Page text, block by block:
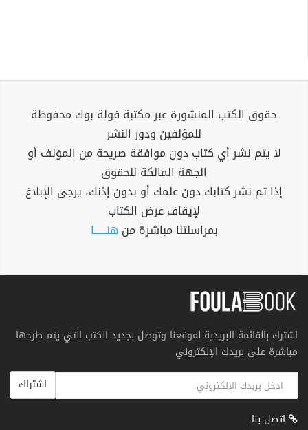
حقوق الكتب المنشورة عبر مكتبة فولة بوك محفوظة
للمؤلفين ودور النشر
لا يتم نشر أي كتاب دون موافقة صريحة من المؤلف أو
الجهة المالكة للحقوق
إذا تم نشر كتابك دون علمك أو بدون إذنك، يرجى الإبلاغ
لإيقاف عرض الكتاب
بمراسلتنا مباشرة من هنــــــا
اشترك بالقائمة البريدية لموقعنا وتوصل بجديد الكتب التي يتم طرحها
مباشرة على بريدك الإلكتروني
اشتراك
اتصل بنا